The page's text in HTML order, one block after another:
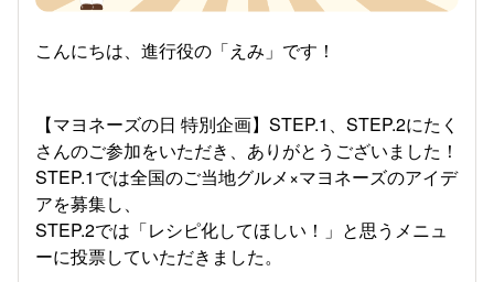
こんにちは、進行役の「えみ」です！
【マヨネーズの日 特別企画】STEP.1、STEP.2にたく
さんのご参加をいただき、ありがとうございました！
STEP.1では全国のご当地グルメ×マヨネーズのアイデ
アを募集し、
STEP.2では「レシピ化してほしい！」と思うメニュ
ーに投票していただきました。